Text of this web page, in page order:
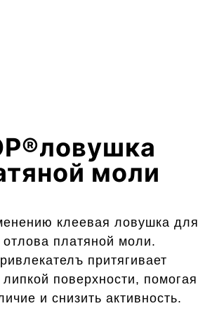
моли
клеевая ловушка для
отлова платяной моли.
притягивает
поверхности, помогая
и снизить активность.